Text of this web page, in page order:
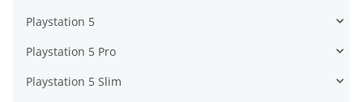
Playstation 5
Playstation 5 Pro
Playstation 5 Slim